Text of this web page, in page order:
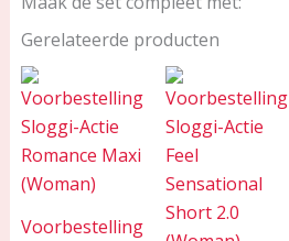
Gerelateerde producten
Voorbestelling